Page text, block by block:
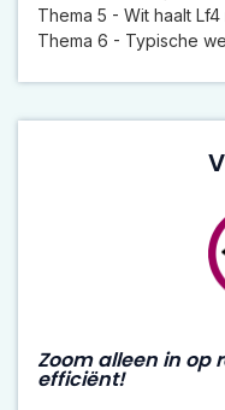
Thema 5 - Wit haalt
Thema 6 - Typische
Zoom alleen in op
efficiënt!